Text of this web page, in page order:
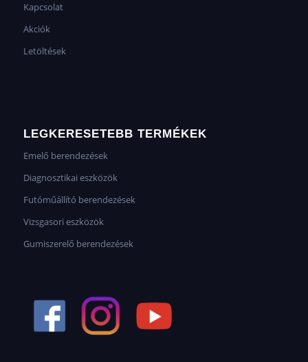
Kapcsolat
Akciók
Letöltések
LEGKERESETEBB TERMÉKEK
Emelő berendezések
Diagnosztikai eszközök
Futóműállító berendezések
Vizsgasori eszközök
Gumiszerelő berendezések